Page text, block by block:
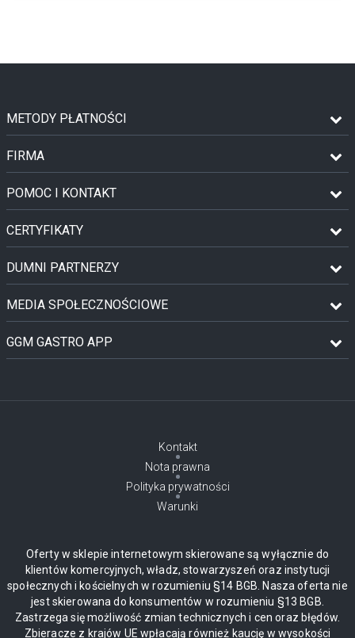
METODY PŁATNOŚCI
FIRMA
POMOC I KONTAKT
CERTYFIKATY
DUMNI PARTNERZY
MEDIA SPOŁECZNOŚCIOWE
GGM GASTRO APP
Kontakt
Nota prawna
Polityka prywatności
Warunki
Oferty w sklepie internetowym skierowane są wyłącznie do
klientów komercyjnych, władz, stowarzyszeń oraz instytucji
społecznych i kościelnych w rozumieniu §14 BGB. Nasza oferta nie
jest skierowana do konsumentów w rozumieniu §13 BGB.
Zastrzega się możliwość zmian technicznych i cen oraz błędów.
Zbieracze z krajów UE wpłacają również kaucję w wysokości